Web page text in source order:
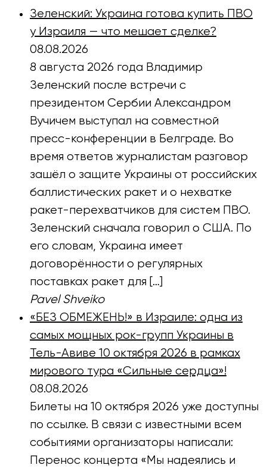
Зеленский: Украина готова купить ПВО
у Израиля — что мешает сделке?
08.08.2026
8 августа 2026 года Владимир
Зеленский после встречи с
президентом Сербии Александром
Вучичем выступал на совместной
пресс-конференции в Белграде. Во
время ответов журналистам разговор
зашёл о защите Украины от российских
баллистических ракет и о нехватке
ракет-перехватчиков для систем ПВО.
Зеленский сначала говорил о США. По
его словам, Украина имеет
договорённости о регулярных
поставках ракет для […]
Pavel Shveiko
«БЕЗ ОБМЕЖЕНЬ!» в Израиле: одна из
самых мощных рок-групп Украины в
Тель-Авиве 10 октября 2026 в рамках
мирового тура «Сильные сердца»!
08.08.2026
Билеты на 10 октября 2026 уже доступны
по ссылке. В связи с известными всем
событиями организаторы написали:
Перенос концерта «Мы надеялись и